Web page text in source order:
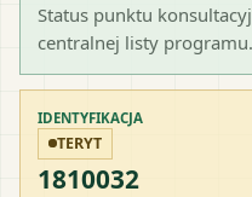
Status punktu
centralnej listy programu.
IDENTYFIKACJA
TERYT
1810032